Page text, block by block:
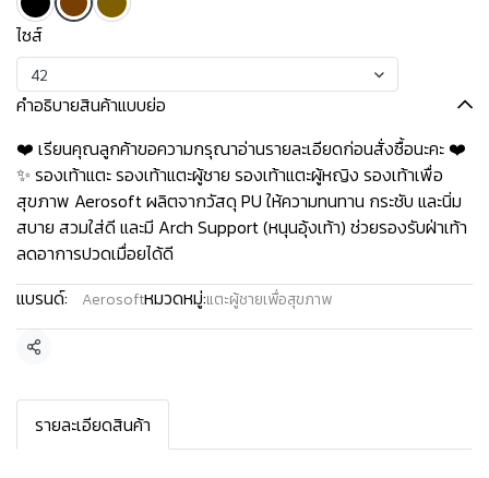
ไซส์
42
คำอธิบายสินค้าแบบย่อ
❤️ เรียนคุณลูกค้าขอความกรุณาอ่านรายละเอียดก่อนสั่งซื้อนะคะ️️ ️❤️
✨ รองเท้าแตะ รองเท้าแตะผู้ชาย รองเท้าแตะผู้หญิง รองเท้าเพื่อ
สุขภาพ Aerosoft ผลิตจากวัสดุ PU ให้ความทนทาน กระชับ และนิ่ม
สบาย สวมใส่ดี และมี Arch Support (หนุนอุ้งเท้า) ช่วยรองรับฝ่าเท้า
ลดอาการปวดเมื่อยได้ดี
แบรนด์:
Aerosoftหมวดหมู่:แตะผู้ชายเพื่อสุขภาพ
แชร์
รายละเอียดสินค้า